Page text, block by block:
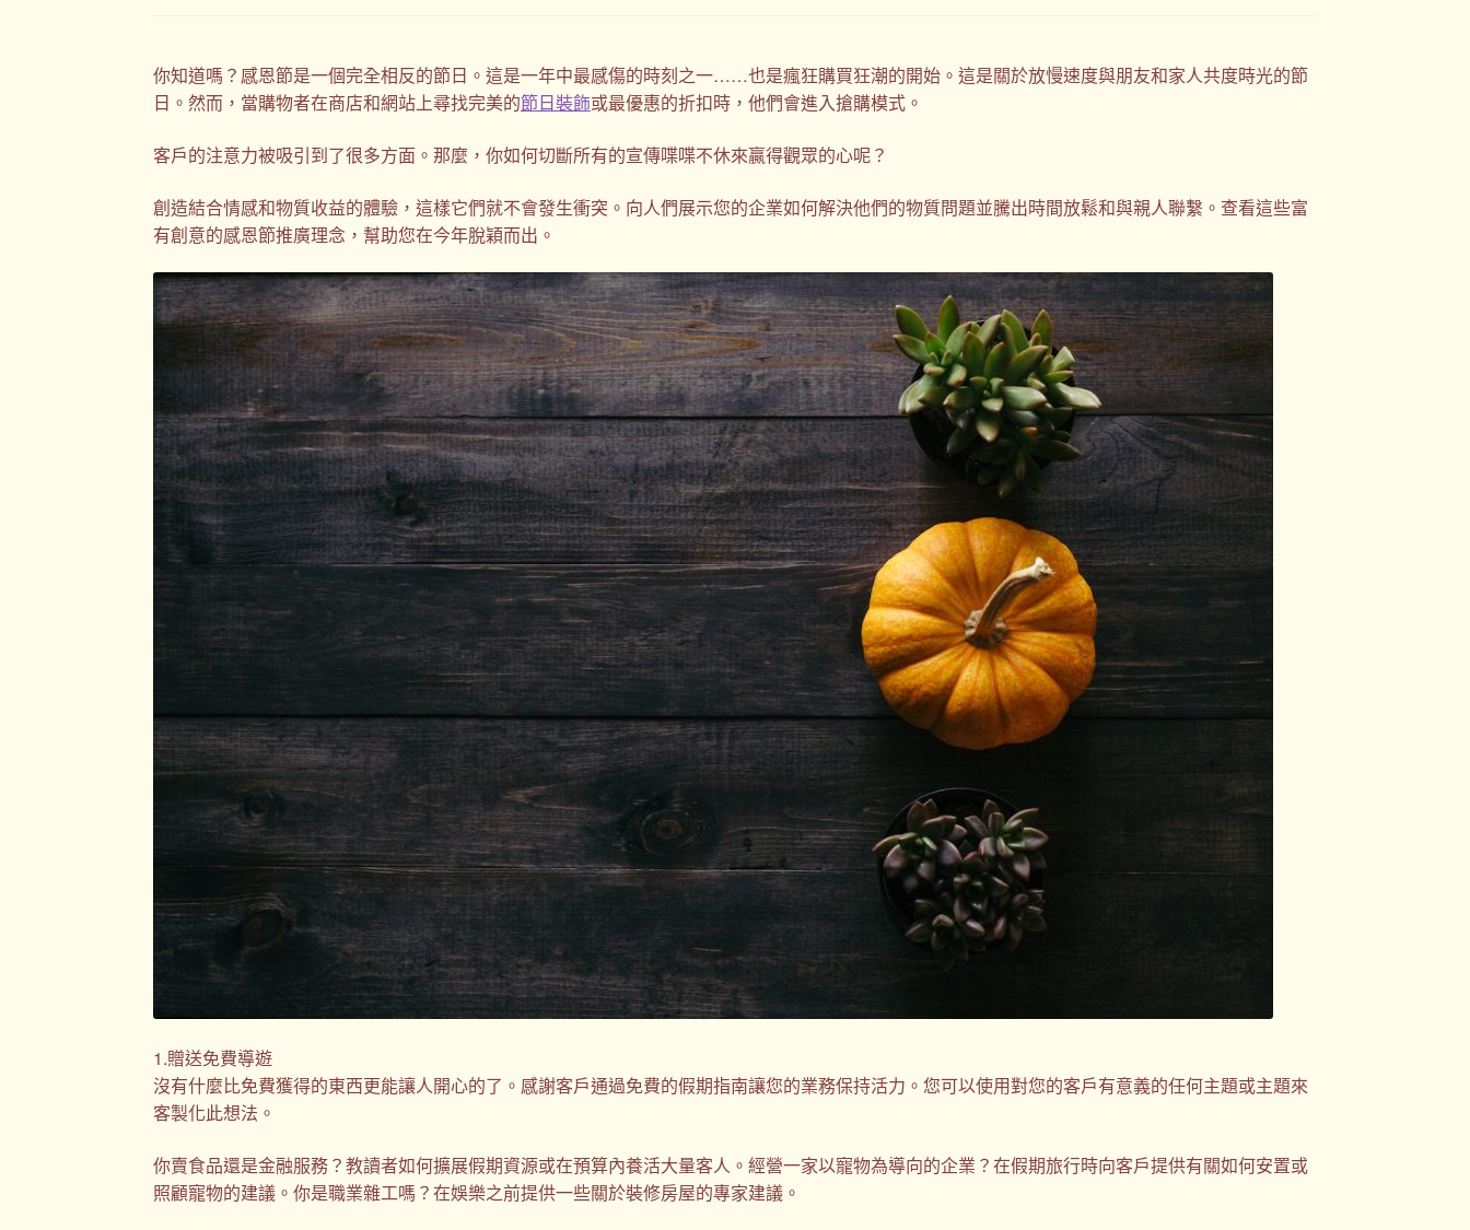
你知道嗎？感恩節是一個完全相反的節日。這是一年中最感傷的時刻之一……也是瘋狂購買狂潮的開始。這是關於放慢速度與朋友和家人共度時光的節
日。然而，當購物者在商店和網站上尋找完美的節日裝飾或最優惠的折扣時，他們會進入搶購模式。
客戶的注意力被吸引到了很​​多方面。那麼，你如何切斷所有的宣傳喋喋不休來贏得觀眾的心呢？
創造結合情感和物質收益的體驗，這樣它們就不會發生衝突。向人們展示您的企業如何解決他們的物質問題並騰出時間放鬆和與親人聯繫。查看這些富
有創意的感恩節推廣理念，幫助您在今年脫穎而出。
1.贈送免費導遊
沒有什麼比免費獲得的東西更能讓人開心的了。感謝客戶通過免費的假期指南讓您的業務保持活力。您可以使用對您的客戶有意義的任何主題或主題來
客製化此想法。
你賣食品還是金融服務？教讀者如何擴展假期資源或在預算內養活大量客人。經營一家以寵物為導向的企業？在假期旅行時向客戶提供有關如何安置或
照顧寵物的建議。你是職業雜工嗎？在娛樂之前提供一些關於裝修房屋的專家建議。